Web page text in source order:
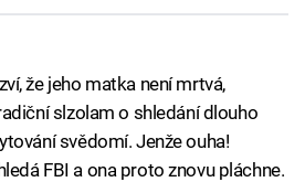
že jeho matka není mrtvá,
slzolam o shledání dlouho
svědomí. Jenže ouha!
FBI a ona proto znovu pláchne.